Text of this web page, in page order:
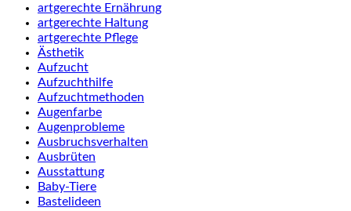
artgerechte Ernährung
artgerechte Haltung
artgerechte Pflege
Ästhetik
Aufzucht
Aufzuchthilfe
Aufzuchtmethoden
Augenfarbe
Augenprobleme
Ausbruchsverhalten
Ausbrüten
Ausstattung
Baby-Tiere
Bastelideen